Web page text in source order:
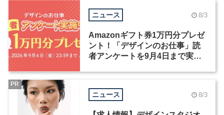
ニュース 8/3
Amazonギフト券1万円分プレゼ
ント！「デザインのお仕事」読
者アンケートを9月4日まで実施
ニュース 8/3
PR